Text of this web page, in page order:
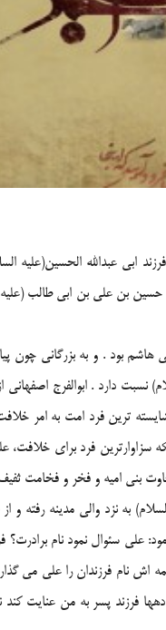
بن علي بن ابي طالب
هاشم بود . و به بزرگاني چون
نسبت دارد . ابوالفرج
ترين فرد امت به امر
سزاوارترين فرد براي
اميه و فخر و فخامت ثفيف
به نزد والي مدينه رفته و
علي سئوال نمود نام
نام فرزندان را علي مي گذارد،
دهها فرزند پسر به من عنايت